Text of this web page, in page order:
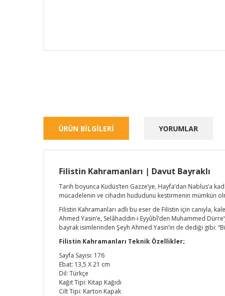
ÜRÜN BİLGİLERİ YORUMLAR
Filistin Kahramanları | Davut Bayraklı
Tarih boyunca Kudüs’ten Gazze’ye, Hayfa’dan Nablus’a
mücadelenin ve cihadın hududunu kestirmenin mümkün
Filistin Kahramanları adlı bu eser de Filistin için canıyla,
Ahmed Yasin’e, Selâhaddin-i Eyyûbî’den Muhammed
bayrak isimlerinden Şeyh Ahmed Yasin’in de dediği gibi:
Filistin Kahramanları Teknik Özellikler;
Sayfa Sayısı: 176
Ebat: 13,5 X 21 cm
Dil: Türkçe
Kağıt Tipi: Kitap Kağıdı
Cilt Tipi: Karton Kapak